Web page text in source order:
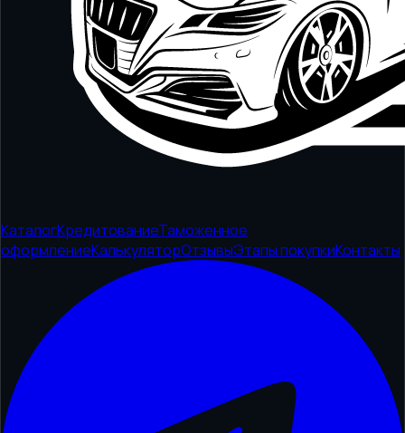
КаталогКредитованиеТаможенное
оформлениеКалькуляторОтзывыЭтапы покупкиКонтакты